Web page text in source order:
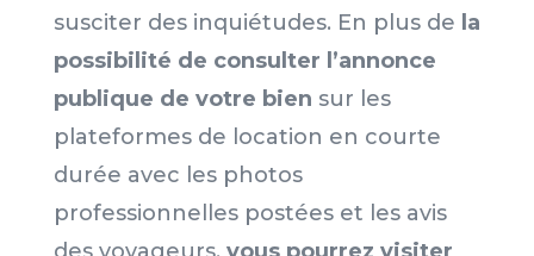
susciter des inquiétudes. En plus de la
possibilité de consulter l’annonce
publique de votre bien sur les
plateformes de location en courte
durée avec les photos
professionnelles postées et les avis